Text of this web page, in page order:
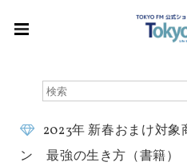
2023年 新春おまけ対
ン 最強の生き方（書籍）